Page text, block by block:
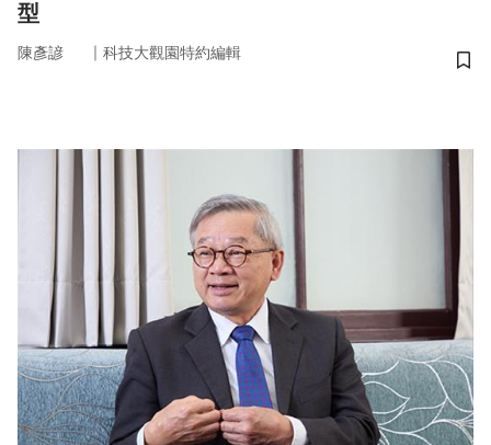
型
陳彥諺 ｜ 科技大觀園特約編輯
儲